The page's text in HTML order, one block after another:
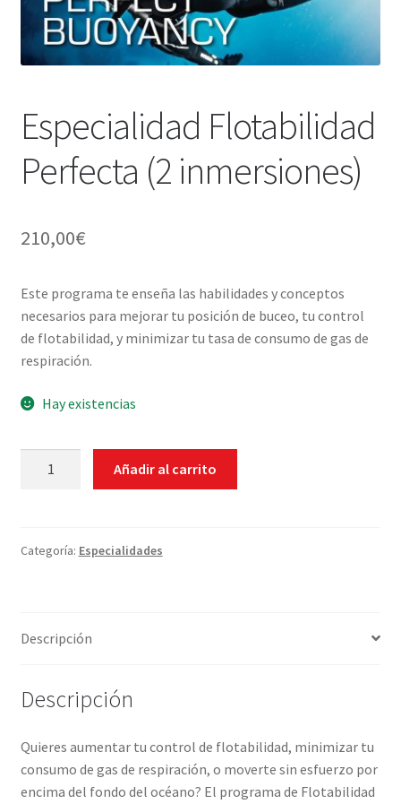
WEB YOBUCEO
Especialidad Flotabilidad
Perfecta (2 inmersiones)
210,00€
Este programa te enseña las habilidades y conceptos
necesarios para mejorar tu posición de buceo, tu control
de flotabilidad, y minimizar tu tasa de consumo de gas de
respiración.
Hay existencias
inmersiones)
Añadir al carrito
Categoría: Especialidades
Descripción
Descripción
Quieres aumentar tu control de flotabilidad, minimizar tu
consumo de gas de respiración, o moverte sin esfuerzo por
encima del fondo del océano? El programa de Flotabilidad